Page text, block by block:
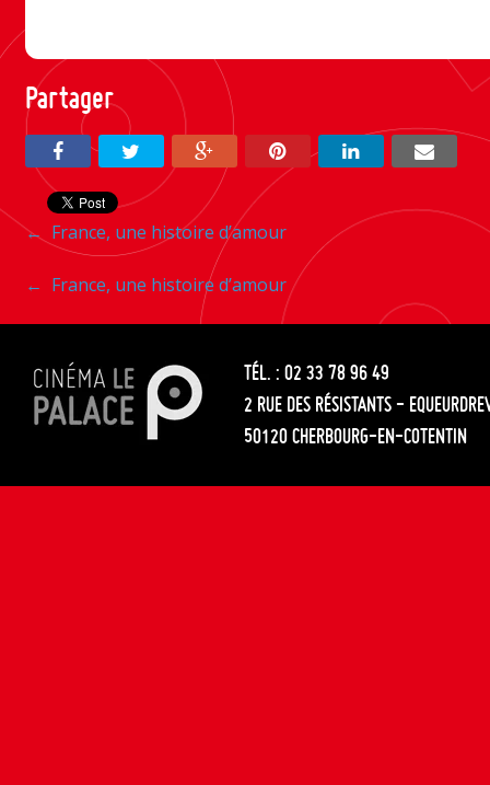
Partager
Navigation
entre
les
articles
← France, une histoire d’amour
Navigation
entre
les
articles
← France, une histoire d’amour
TÉL. : 02 33 78 96 49
2 RUE DES RÉSISTANTS -
50120 CHERBOURG-EN-COTENTIN